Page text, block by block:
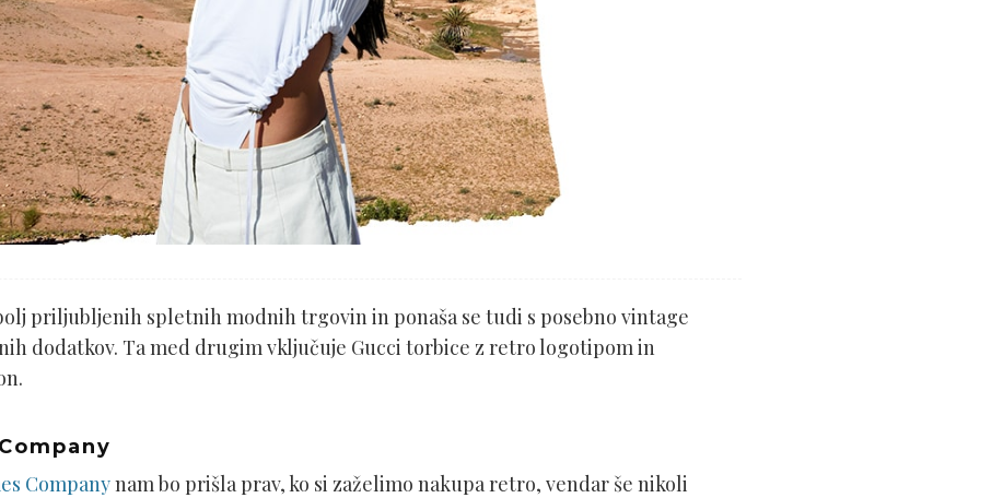
priljubljenih spletnih modnih trgovin in ponaša se tudi s posebno vintage
dodatkov. Ta med drugim vključuje Gucci torbice z retro logotipom in
Companynam bo prišla prav, ko si zaželimo nakupa retro, vendar še nikoli